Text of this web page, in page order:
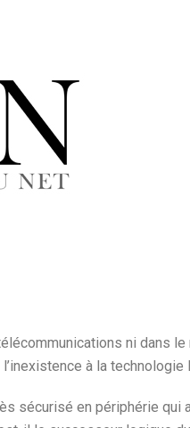
ni dans
à la technologie
sécurisé en périphérie